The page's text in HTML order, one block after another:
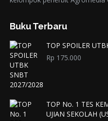
Buku Terbaru
TOP SPOILER
Rp 175.000
TOP No. 1 TES
UJIAN SEKOLAH